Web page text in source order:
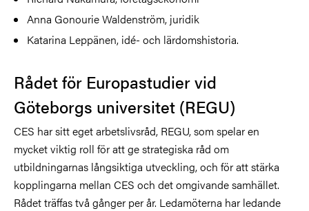
Anna Gonourie Waldenström, juridik
Katarina Leppänen, idé- och lärdomshistoria.
Rådet för Europastudier vid
Göteborgs universitet (REGU)
CES har sitt eget arbetslivsråd, REGU, som spelar en
mycket viktig roll för att ge strategiska råd om
utbildningarnas långsiktiga utveckling, och för att stärka
kopplingarna mellan CES och det omgivande samhället.
Rådet träffas två gånger per år. Ledamöterna har ledande